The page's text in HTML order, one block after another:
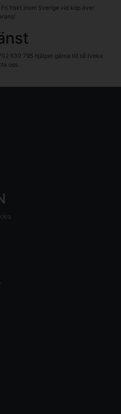
frakt inom Sverige vid köp över
630 795 hjälper gärna till så tveka
oss.